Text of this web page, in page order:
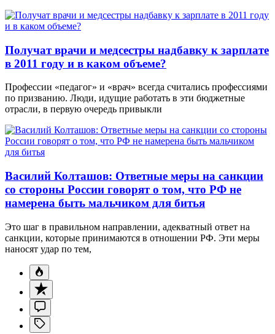
Получат врачи и медсестры надбавку к зарплате
в 2011 году и в каком объеме?
Профессии «педагог» и «врач» всегда считались профессиями
по призванию. Люди, идущие работать в эти бюджетные
отрасли, в первую очередь привыкли
Василий Колташов: Ответные меры на санкции
со стороны России говорят о том, что РФ не
намерена быть мальчиком для битья
Это шаг в правильном направлении, адекватный ответ на
санкции, которые принимаются в отношении РФ. Эти меры
наносят удар по тем,